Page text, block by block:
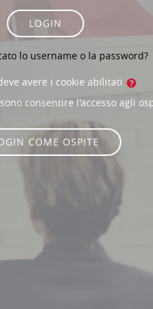
LOGIN
lo username o la password?
avere i cookie abilitati
consentire l'accesso agli
COME OSPITE